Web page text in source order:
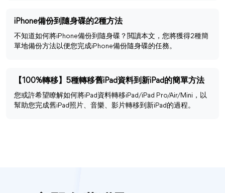
iPhone備份到隨身碟的2種方法
不知道如何將iPhone備份到隨身碟？閲讀本文，您將獲得2種簡
單地備份方法以便您完成iPhone備份隨身碟的任務。
【100%轉移】5種轉移舊iPad資料到新iPad的簡單方法
您或許希望瞭解如何將iPad資料轉移iPad/iPad Pro/Air/Mini，以
幫助您完成舊iPad照片、音樂、影片轉移到新iPad的過程。